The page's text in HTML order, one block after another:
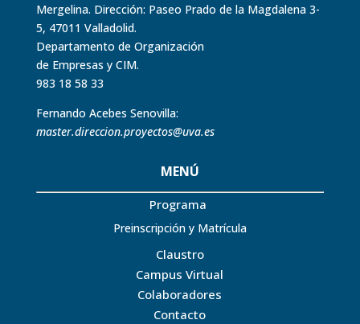
Mergelina. Dirección: Paseo Prado de la Magdalena 3-
5, 47011 Valladolid.
Departamento de Organización
de Empresas y CIM.
983 18 58 33
Fernando Acebes Senovilla:
master.direccion.proyectos@uva.es
MENÚ
Programa
Preinscripción y Matrícula
Claustro
Campus Virtual
Colaboradores
Contacto